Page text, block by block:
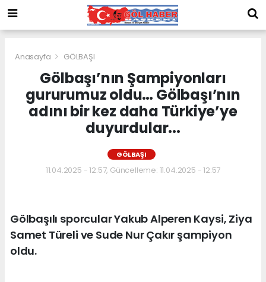
Anasayfa GÖLBAŞI
Gölbaşı’nın Şampiyonları
gururumuz oldu… Gölbaşı’nın
adını bir kez daha Türkiye’ye
duyurdular...
GÖLBAŞI
11.04.2025 - 12:57, Güncelleme: 11.04.2025 - 12:57
Gölbaşılı sporcular Yakub Alperen Kaysi, Ziya
Samet Türeli ve Sude Nur Çakır şampiyon
oldu.